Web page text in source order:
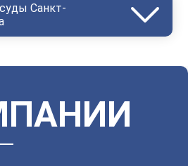
Санкт-
Октябрьский
Петроградский
Пушкинский
Сестрорецкий